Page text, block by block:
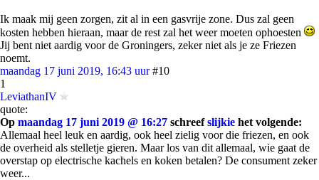
Ik maak mij geen zorgen, zit al in een gasvrije zone. Dus zal geen
kosten hebben hieraan, maar de rest zal het weer moeten ophoesten
Jij bent niet aardig voor de Groningers, zeker niet als je ze Friezen
noemt.
maandag 17 juni 2019, 16:43 uur #10
1
LeviathanIV
quote:
Op maandag 17 juni 2019 @ 16:27 schreefslijkie het volgende:
Allemaal heel leuk en aardig, ook heel zielig voor die friezen, en ook
de overheid als stelletje gieren. Maar los van dit allemaal, wie gaat de
overstap op electrische kachels en koken betalen? De consument zeker
weer...